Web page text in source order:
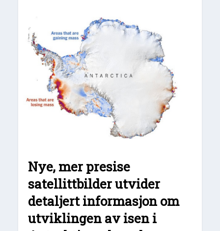
Nye, mer presise
satellittbilder utvider
detaljert informasjon om
utviklingen av isen i